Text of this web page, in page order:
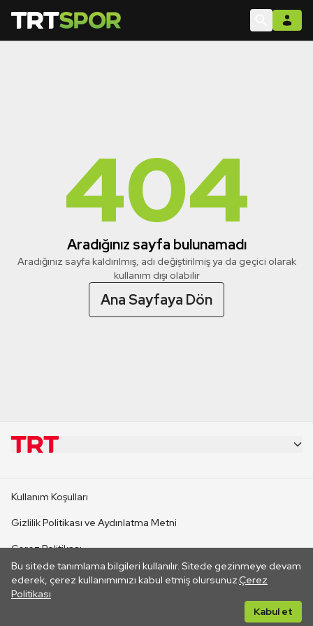
404
Aradığınız sayfa bulunamadı
Aradığınız sayfa kaldırılmış, adı değiştirilmiş ya da geçici olarak
kullanım dışı olabilir
Ana Sayfaya Dön
Bu sitede tanımlama bilgileri kullanılır. Sitede gezinmeye devam
ederek, çerez kullanımımızı kabul etmiş olursunuz.Çerez
Politikası
Kabul et
CANLI YAYINLAR
Kullanım Koşulları
Gizlilik Politikası ve Aydınlatma Metni
Çerez Politikası
İletişim
Her hakkı saklıdır. ©2026 TRT. Bağlantı yoluyla gidilen dış